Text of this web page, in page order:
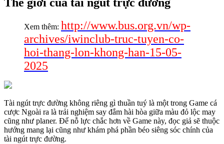
Xem thêm: http://www.bus.org.vn/wp-
archives/iwinclub-truc-tuyen-co-
hoi-thang-lon-khong-han-15-05-
2025
Tài ngút trực đường không riêng gì thuần tuý là một trong Game cá
cược Ngoài ra là trải nghiệm say đắm hài hòa giữa màu đỏ lộc may
cũng như planer. Để nỗ lực chắc hơn về Game này, đọc giả sẽ thuộc
hướng mang lại cũng như khám phá phần béo siêng sóc chính của
tài ngút trực đường.